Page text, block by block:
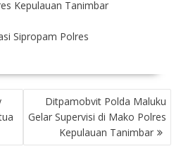
Kepulauan Tanimbar
Sipropam Polres
Ditpamobvit Polda Maluku
Gelar Supervisi di Mako Polres
Kepulauan Tanimbar